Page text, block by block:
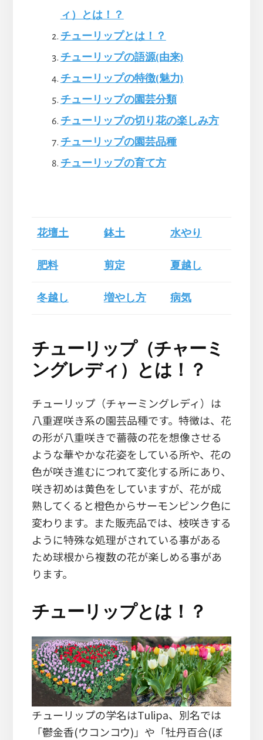
ィ）とは！？
チューリップとは！？
チューリップの語源(由来)
チューリップの特徴(魅力)
チューリップの園芸分類
チューリップの切り花の楽しみ方
チューリップの園芸品種
チューリップの育て方
花壇土 鉢土 水やり
肥料 剪定 夏越し
冬越し 増やし方 病気
チューリップ（チャーミ
ングレディ）とは！？
チューリップ（チャーミングレディ）は
八重遅咲き系の園芸品種です。特徴は、花
の形が八重咲きで薔薇の花を想像させる
ような華やかな花姿をしている所や、花の
色が咲き進むにつれて変化する所にあり、
咲き初めは黄色をしていますが、花が成
熟してくると橙色からサーモンピンク色に
変わります。また販売品では、枝咲きする
ように特殊な処理がされている事がある
ため球根から複数の花が楽しめる事があ
ります。
チューリップとは！？
チューリップの学名はTulipa、別名では
「鬱金香(ウコンコウ)」や「牡丹百合(ぼ